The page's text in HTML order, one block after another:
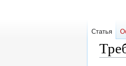
Статья